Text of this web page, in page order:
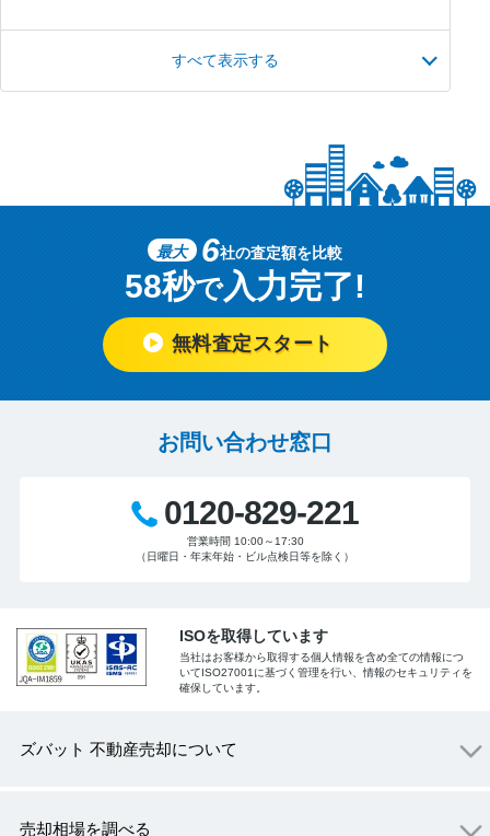
すべて表示する
最大 6社の査定額を比較
58秒で入力完了!
無料査定スタート
お問い合わせ窓口
0120-829-221
営業時間 10:00～17:30
（日曜日・年末年始・ビル点検日等を除く）
ISOを取得しています
当社はお客様から取得する個人情報を含め全ての情報につ
いてISO27001に基づく管理を行い、情報のセキュリティを
確保しています。
ズバット 不動産売却について
売却相場を調べる